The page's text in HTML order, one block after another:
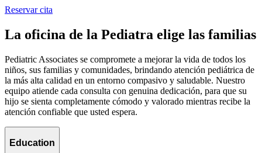
Reservar cita
La oficina de la Pediatra elige las familias
Pediatric Associates se compromete a mejorar la vida de todos los
niños, sus familias y comunidades, brindando atención pediátrica de
la más alta calidad en un entorno compasivo y saludable. Nuestro
equipo atiende cada consulta con genuina dedicación, para que su
hijo se sienta completamente cómodo y valorado mientras recibe la
atención confiable que usted espera.
Education